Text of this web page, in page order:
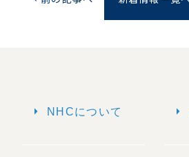
arrow_right NHCについて arrow_right